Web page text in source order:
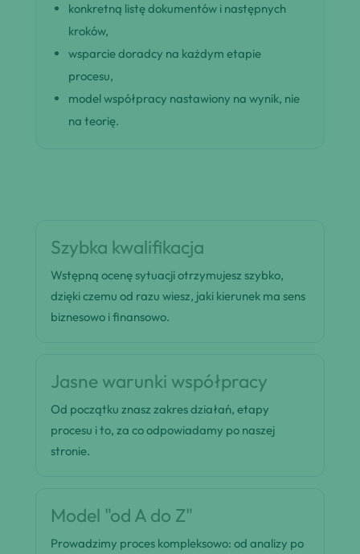
konkretną listę dokumentów i następnych
kroków,
wsparcie doradcy na każdym etapie
procesu,
model współpracy nastawiony na wynik, nie
na teorię.
Szybka kwalifikacja
Wstępną ocenę sytuacji otrzymujesz szybko,
dzięki czemu od razu wiesz, jaki kierunek ma sens
biznesowo i finansowo.
Jasne warunki współpracy
Od początku znasz zakres działań, etapy
procesu i to, za co odpowiadamy po naszej
stronie.
Model "od A do Z"
Prowadzimy proces kompleksowo: od analizy po